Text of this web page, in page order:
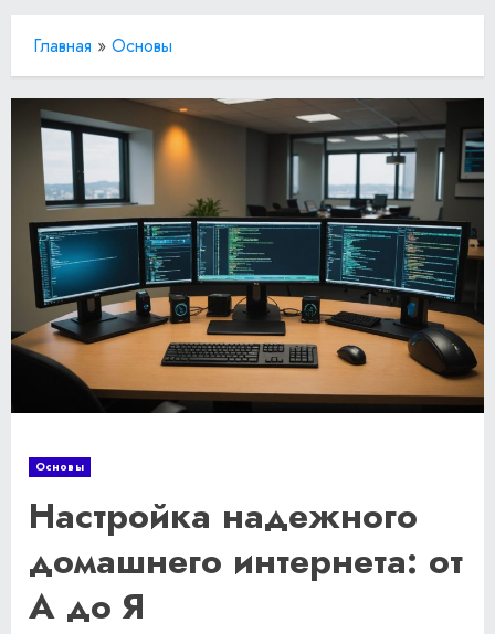
Главная » Основы
Основы
Настройка надежного
домашнего интернета: от
А до Я